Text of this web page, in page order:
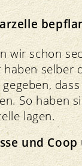
wir schon
selber
So haben
lagen.
und